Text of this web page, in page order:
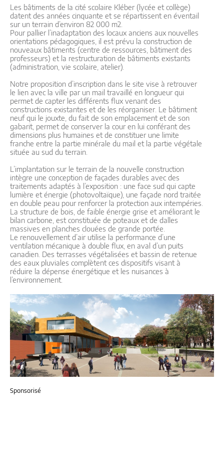
Les bâtiments de la cité scolaire Kléber (lycée et collège)
datent des années cinquante et se répartissent en éventail
sur un terrain d’environ 82 000 m2.
Pour pallier l’inadaptation des locaux anciens aux nouvelles
orientations pédagogiques, il est prévu la construction de
nouveaux bâtiments (centre de ressources, bâtiment des
professeurs) et la restructuration de bâtiments existants
(administration, vie scolaire, atelier).
Notre proposition d’inscription dans le site vise à retrouver
le lien avec la ville par un mail travaillé en longueur qui
permet de capter les différents flux venant des
constructions existantes et de les réorganiser. Le bâtiment
neuf qui le jouxte, du fait de son emplacement et de son
gabarit, permet de conserver la cour en lui conférant des
dimensions plus humaines et de constituer une limite
franche entre la partie minérale du mail et la partie végétale
située au sud du terrain.
L’implantation sur le terrain de la nouvelle construction
intègre une conception de façades durables avec des
traitements adaptés à l’exposition : une face sud qui capte
lumière et énergie (photovoltaïque), une façade nord traitée
en double peau pour renforcer la protection aux intempéries.
La structure de bois, de faible énergie grise et améliorant le
bilan carbone, est constituée de poteaux et de dalles
massives en planches clouées de grande portée.
Le renouvellement d’air utilise la performance d’une
ventilation mécanique à double flux, en aval d’un puits
canadien. Des terrasses végétalisées et bassin de retenue
des eaux pluviales complètent ces dispositifs visant à
réduire la dépense énergétique et les nuisances à
l’environnement.
Sponsorisé